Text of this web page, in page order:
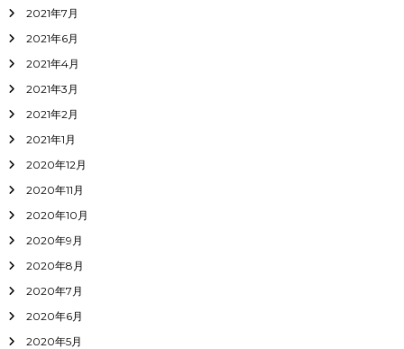
2021年7月
2021年6月
2021年4月
2021年3月
2021年2月
2021年1月
2020年12月
2020年11月
2020年10月
2020年9月
2020年8月
2020年7月
2020年6月
2020年5月